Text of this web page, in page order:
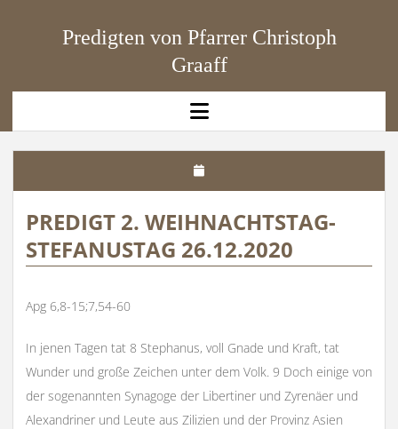
Predigten von Pfarrer Christoph
Graaff
open
menu
PREDIGT 2. WEIHNACHTSTAG-
STEFANUSTAG 26.12.2020
Apg 6,8-15;7,54-60
In jenen Tagen tat 8 Stephanus, voll Gnade und Kraft, tat
Wunder und große Zeichen unter dem Volk. 9 Doch einige von
der sogenannten Synagoge der Libertiner und Zyrenäer und
Alexandriner und Leute aus Zilizien und der Provinz Asien